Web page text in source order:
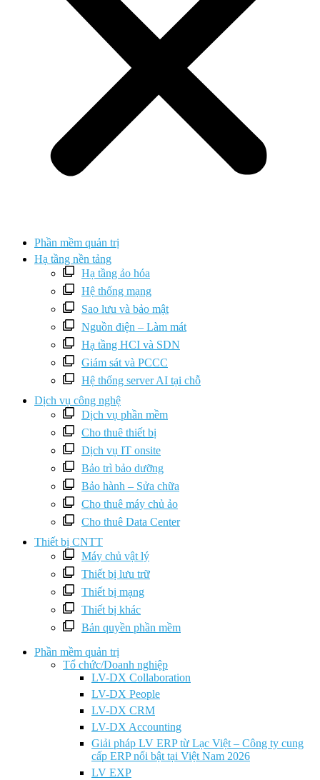
Phần mềm quản trị
Hạ tầng nền tảng
Hạ tầng ảo hóa
Hệ thống mạng
Sao lưu và bảo mật
Nguồn điện – Làm mát
Hạ tầng HCI và SDN
Giám sát và PCCC
Hệ thống server AI tại chỗ
Dịch vụ công nghệ
Dịch vụ phần mềm
Cho thuê thiết bị
Dịch vụ IT onsite
Bảo trì bảo dưỡng
Bảo hành – Sửa chữa
Cho thuê máy chủ ảo
Cho thuê Data Center
Thiết bị CNTT
Máy chủ vật lý
Thiết bị lưu trữ
Thiết bị mạng
Thiết bị khác
Bản quyền phần mềm
Phần mềm quản trị
Tổ chức/Doanh nghiệp
LV-DX Collaboration
LV-DX People
LV-DX CRM
LV-DX Accounting
Giải pháp LV ERP từ Lạc Việt – Công ty cung
cấp ERP nổi bật tại Việt Nam 2026
LV EXP